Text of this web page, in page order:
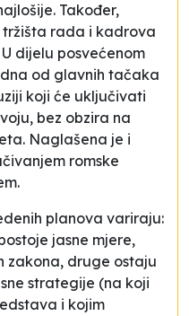
Također,
rada i kadrova
dijelu posvećenom
od glavnih tačaka
koji će uključivati
bez obzira na
Naglašena je i
romske
planova variraju:
jasne mjere,
zakona, druge ostaju
strategije (na koji
i kojim